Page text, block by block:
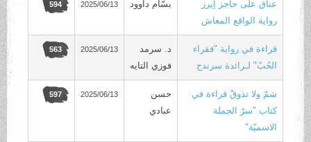
عناق على حاجز إيرز
رواية الواقع المعاش
بسّام داوود 2025/06/13
594
قراءة في رواية "فقراء
الحُبّ" لـرائدة سرندح
د. سرمد
فوزي التايه
2025/06/13
563
شمّ ولا تذوقْ قراءة في
كتاب "سرّ الجملة
الاسميّة"
حسن
عبادي
2025/06/13
597